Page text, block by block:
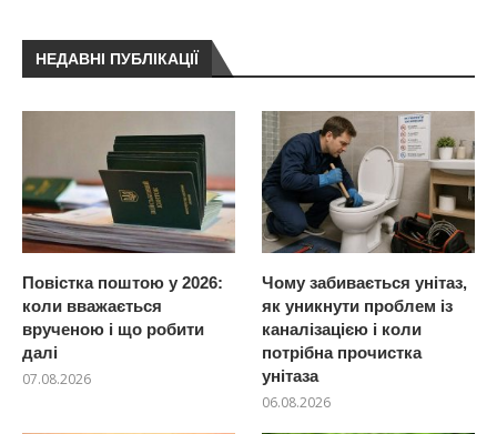
НЕДАВНІ ПУБЛІКАЦІЇ
Повістка поштою у 2026:
коли вважається
врученою і що робити
далі
07.08.2026
Чому забивається унітаз,
як уникнути проблем із
каналізацією і коли
потрібна прочистка
унітаза
06.08.2026